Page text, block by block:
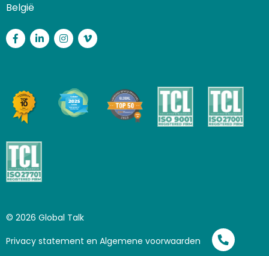
België
Facebook
LinkedInInstagram
Vimeo
© 2026 Global Talk
Privacy statement en Algemene voorwaarden